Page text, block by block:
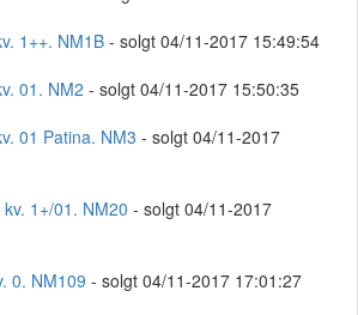
1++. NM1B - solgt 04/11-2017 15:49:54
01. NM2 - solgt 04/11-2017 15:50:35
01 Patina. NM3 - solgt 04/11-2017
1+/01. NM20 - solgt 04/11-2017
0. NM109 - solgt 04/11-2017 17:01:27